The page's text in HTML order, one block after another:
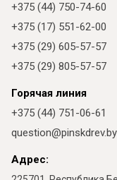
+375 (44) 750-74-60
+375 (17) 551-62-00
+375 (29) 605-57-57
+375 (29) 805-57-57
Горячая линия
+375 (44) 751-06-61
question@pinskdrev.by
Адрес: